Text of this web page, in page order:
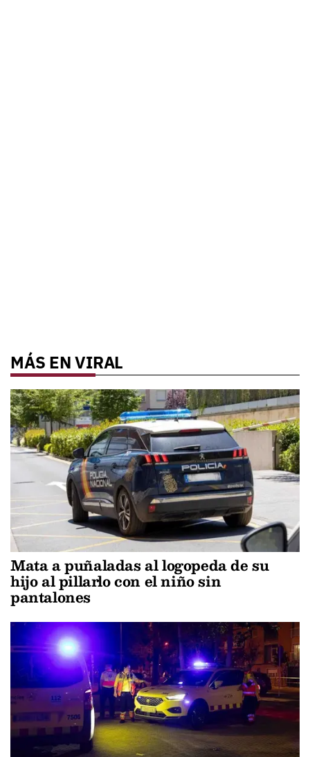
MÁS EN VIRAL
Mata a puñaladas al logopeda de su
hijo al pillarlo con el niño sin
pantalones